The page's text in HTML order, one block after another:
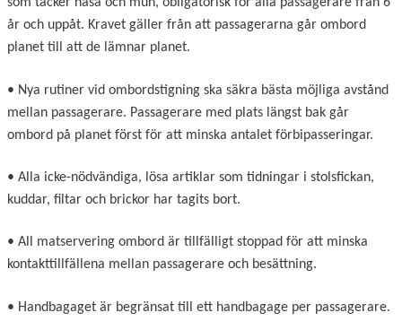
som täcker näsa och mun, obligatorisk för alla passagerare från 6
år och uppåt. Kravet gäller från att passagerarna går ombord
planet till att de lämnar planet.
• Nya rutiner vid ombordstigning ska säkra bästa möjliga avstånd
mellan passagerare. Passagerare med plats längst bak går
ombord på planet först för att minska antalet förbipasseringar.
• Alla icke-nödvändiga, lösa artiklar som tidningar i stolsfickan,
kuddar, filtar och brickor har tagits bort.
• All matservering ombord är tillfälligt stoppad för att minska
kontakttillfällena mellan passagerare och besättning.
• Handbagaget är begränsat till ett handbagage per passagerare.